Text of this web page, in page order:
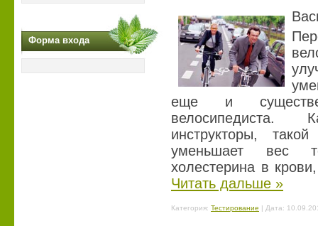
Форма входа
еще и
велосипедиста.
инструкторы,
уменьшает вес
холестерина в
Читать дальше »
Категория: Тестирование | Дата: